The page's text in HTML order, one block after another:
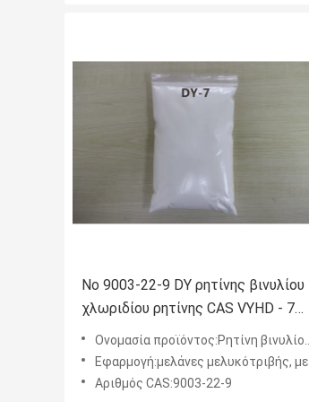
Νο 9003-22-9 DY ρητίνης βινυλίου
χλωριδίου ρητίνης CAS VYHD - 7
που χρησιμοποιούνται στα
μελάνια και τα επιστρώματα
Ονομασία προϊόντος:Ρητίνη βινυλίου χλωριδίου
Εφαρμογή:μελάνες μελυκότριβής, μελάνες PVC, μελάνες εκτύπωσης με μεταξένιο οθόνο, μελάνες χαρτιού, στριφογυρι
Αριθμός CAS:9003-22-9